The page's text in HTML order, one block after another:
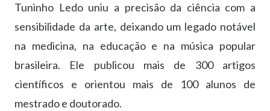
Tuninho Ledo uniu a precisão da ciência com a
sensibilidade da arte, deixando um legado notável
na medicina, na educação e na música popular
brasileira. Ele publicou mais de 300 artigos
científicos e orientou mais de 100 alunos de
mestrado e doutorado.